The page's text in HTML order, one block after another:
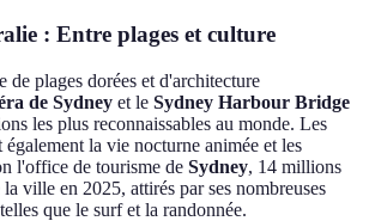
: Entre plages et culture
de plages dorées et d'architecture
de Sydney et le Sydney Harbour Bridge
les plus reconnaissables au monde. Les
la vie nocturne animée et les
l'office de tourisme de Sydney, 14 millions
ville en 2025, attirés par ses nombreuses
que le surf et la randonnée.